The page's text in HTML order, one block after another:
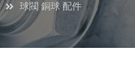
球閥 銅球 配件